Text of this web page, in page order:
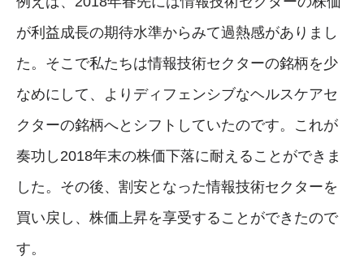
が利益成長の期待水準からみて過熱感がありまし
た。そこで私たちは情報技術セクターの銘柄を少
なめにして、よりディフェンシブなヘルスケアセ
クターの銘柄へとシフトしていたのです。これが
奏功し2018年末の株価下落に耐えることができま
した。その後、割安となった情報技術セクターを
買い戻し、株価上昇を享受することができたので
す。